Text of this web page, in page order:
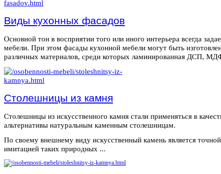
Виды кухонных фасадов
Основной тон в восприятии того или иного интерьера всегда
мебели. При этом фасады кухонной мебели могут быть
различных материалов, среди которых ламинированная ДСП,
Столешницы из камня
Столешницы из искусственного камня стали применяться в
альтернативы натуральным каменным столешницам.
По своему внешнему виду искусственный камень является точной
имитацией таких природных ...